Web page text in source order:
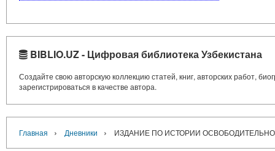
BIBLIO.UZ - Цифровая библиотека Узбекистана
Создайте свою авторскую коллекцию статей, книг, авторских работ,
зарегистрироваться в качестве автора.
Главная › Дневники › ИЗДАНИЕ ПО ИСТОРИИ